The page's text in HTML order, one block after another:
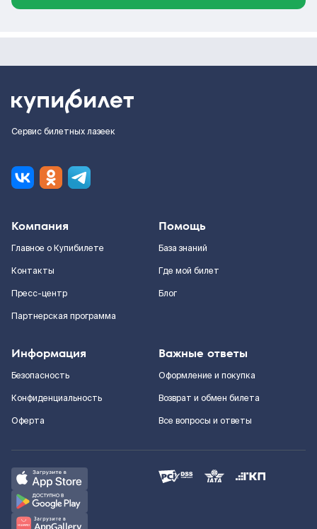
Сервис билетных лазеек
Компания
Главное о Купибилете
Контакты
Пресс-центр
Партнерская программа
Помощь
База знаний
Где мой билет
Блог
Информация
Безопасность
Конфиденциальность
Оферта
Важные ответы
Оформление и покупка
Возврат и обмен билета
Все вопросы и ответы